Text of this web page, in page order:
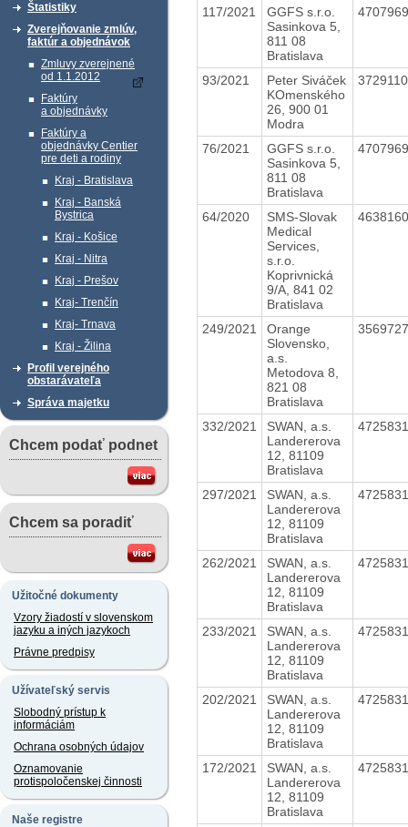
Štatistiky
Zverejňovanie zmlúv,
faktúr a objednávok
Zmluvy zverejnené
od 1.1.2012
Faktúry
a objednávky
Faktúry a
objednávky Centier
pre deti a rodiny
Kraj - Bratislava
Kraj - Banská
Bystrica
Kraj - Košice
Kraj - Nitra
Kraj - Prešov
Kraj- Trenčín
Kraj- Trnava
Kraj - Žilina
Profil verejného
obstarávateľa
Správa majetku
Chcem podať podnet
Chcem sa poradiť
Užitočné dokumenty
Vzory žiadostí v slovenskom
jazyku a iných jazykoch
Právne predpisy
Užívateľský servis
Slobodný prístup k
informáciám
Ochrana osobných údajov
Oznamovanie
protispoločenskej činnosti
Naše registre
117/2021
GGFS s.r.o.
Sasinkova 5,
811 08
Bratislava
93/2021
Peter Siváček
KOmenského
26, 900 01
Modra
76/2021
GGFS s.r.o.
Sasinkova 5,
811 08
Bratislava
64/2020
SMS-Slovak
Medical
Services,
s.r.o.
Koprivnická
9/A, 841 02
Bratislava
249/2021
Orange
Slovensko,
a.s.
Metodova 8,
821 08
Bratislava
332/2021
SWAN, a.s.
Landererova
12, 81109
Bratislava
297/2021
SWAN, a.s.
Landererova
12, 81109
Bratislava
262/2021
SWAN, a.s.
Landererova
12, 81109
Bratislava
233/2021
SWAN, a.s.
Landererova
12, 81109
Bratislava
202/2021
SWAN, a.s.
Landererova
12, 81109
Bratislava
172/2021
SWAN, a.s.
Landererova
12, 81109
Bratislava